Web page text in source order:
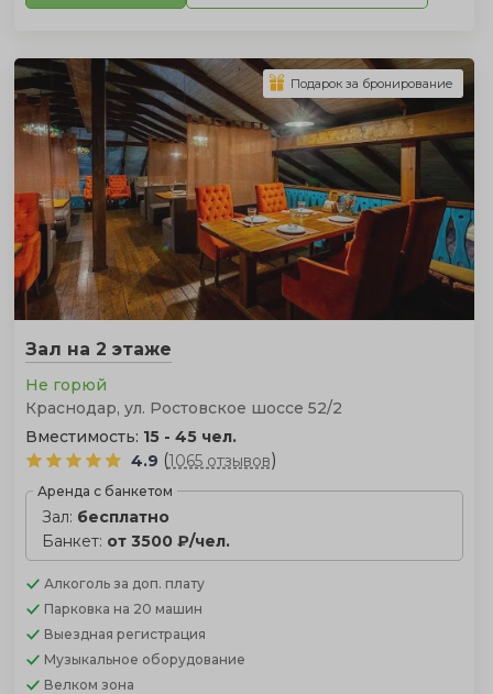
Зал на 2 этаже
Не горюй
Краснодар, ул. Ростовское шоссе 52/2
Вместимость: 15 - 45 чел.
4.9 (1065 отзывов)
Аренда с банкетом
Зал: бесплатно
Банкет: от 3500 ₽/чел.
Алкоголь за доп. плату
Парковка на 20 машин
Выездная регистрация
Музыкальное оборудование
Велком зона
Подарок за бронирование